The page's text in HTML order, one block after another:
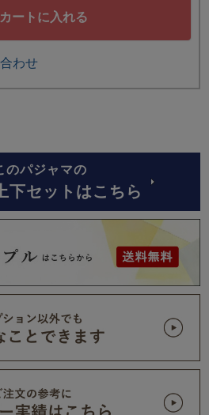
カートに入れる
わせ
のパジャマの
上下セットはこちら